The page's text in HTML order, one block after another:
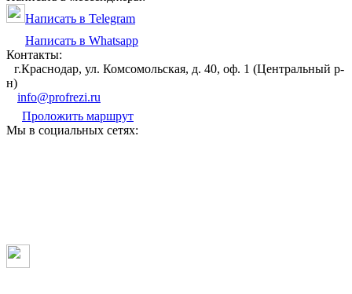
Написать в Telegram
Написать в Whatsapp
Контакты:
г.Краснодар, ул. Комсомольская, д. 40, оф. 1 (Центральный р-
н)
info@profrezi.ru
Проложить маршрут
Мы в социальных сетях: